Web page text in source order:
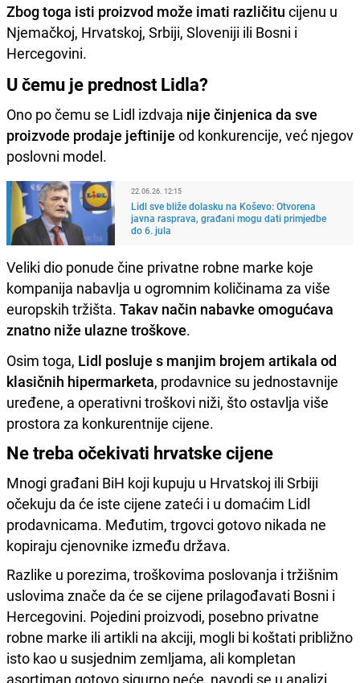
Zbog toga isti proizvod može imati različitu cijenu u
Njemačkoj, Hrvatskoj, Srbiji, Sloveniji ili Bosni i
Hercegovini.
U čemu je prednost Lidla?
Ono po čemu se Lidl izdvaja nije činjenica da sve
proizvode prodaje jeftinije od konkurencije, već njegov
poslovni model.
22.06.26. 12:15
Lidl sve bliže dolasku na Koševo: Otvorena
javna rasprava, građani mogu dati primjedbe
do 6. jula
Veliki dio ponude čine privatne robne marke koje
kompanija nabavlja u ogromnim količinama za više
europskih tržišta. Takav način nabavke omogućava
znatno niže ulazne troškove.
Osim toga, Lidl posluje s manjim brojem artikala od
klasičnih hipermarketa, prodavnice su jednostavnije
uređene, a operativni troškovi niži, što ostavlja više
prostora za konkurentnije cijene.
Ne treba očekivati hrvatske cijene
Mnogi građani BiH koji kupuju u Hrvatskoj ili Srbiji
očekuju da će iste cijene zateći i u domaćim Lidl
prodavnicama. Međutim, trgovci gotovo nikada ne
kopiraju cjenovnike između država.
Razlike u porezima, troškovima poslovanja i tržišnim
uslovima znače da će se cijene prilagođavati Bosni i
Hercegovini. Pojedini proizvodi, posebno privatne
robne marke ili artikli na akciji, mogli bi koštati približno
isto kao u susjednim zemljama, ali kompletan
asortiman gotovo sigurno neće, navodi se u analizi